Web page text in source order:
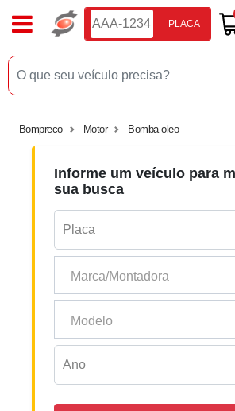
PLACA
Bompreco Motor Bomba oleo
Informe um veículo para
sua busca
Marca/Montadora
Modelo